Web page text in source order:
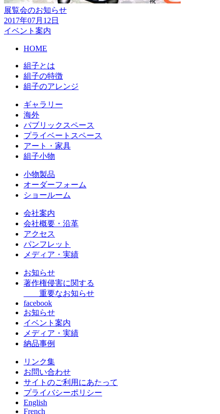
展覧会のお知らせ
2017年07月12日
イベント案内
HOME
組子とは
組子の特徴
組子のアレンジ
ギャラリー
海外
パブリックスペース
プライベートスペース
アート・家具
組子小物
小物製品
オーダーフォーム
ショールーム
会社案内
会社概要・沿革
アクセス
パンフレット
メディア・実績
お知らせ
著作権侵害に関する
重要なお知らせ
facebook
お知らせ
イベント案内
メディア・実績
納品事例
リンク集
お問い合わせ
サイトのご利用にあたって
プライバシーポリシー
English
French